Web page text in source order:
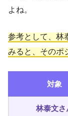
よね。
参考として、林
みると、そのポ
対象
林泰文さ